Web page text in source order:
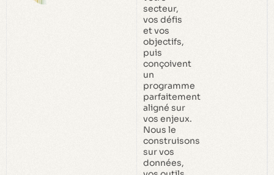
secteur,
vos défis
et vos
objectifs,
puis
conçoivent
un
programme
parfaitement
aligné sur
vos enjeux.
Nous le
construisons
sur vos
données,